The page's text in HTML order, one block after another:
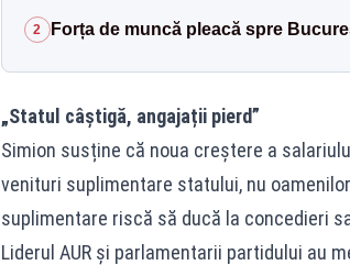
2 Forța de muncă pleacă spre
„Statul câștigă, angajații pierd”
Simion susține că noua creștere a
venituri suplimentare statului, nu
suplimentare riscă să ducă la concedieri
Liderul AUR și parlamentarii partidului au